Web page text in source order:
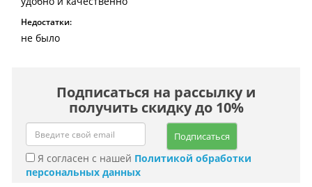
Недостатки:
не было
Подписаться на рассылку и
получить скидку до 10%
Подписаться
Я согласен с нашей Политикой обработки
персональных данных